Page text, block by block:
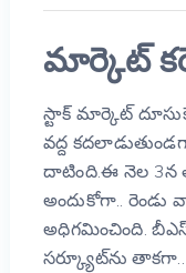
మార్కెట్
స్టాక్ మార్కెట్
వద్ద
దాటింది.ఈ నెల 3న
అందుకోగా..
అధిగమించింది.
సర్క్యూట్‌ను